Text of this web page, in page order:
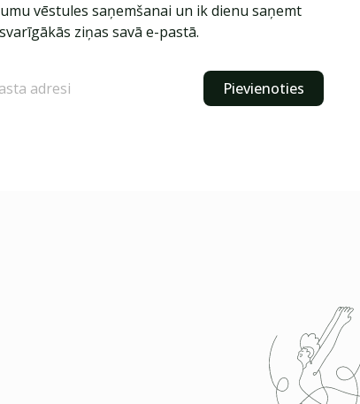
vēstules saņemšanai un ik dienu saņemt
svarīgākās ziņas savā e-pastā.
Pievienoties